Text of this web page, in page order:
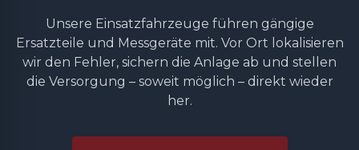
Unsere Einsatzfahrzeuge führen gängige
Ersatzteile und Messgeräte mit. Vor Ort lokalisieren
wir den Fehler, sichern die Anlage ab und stellen
die Versorgung – soweit möglich – direkt wieder
her.